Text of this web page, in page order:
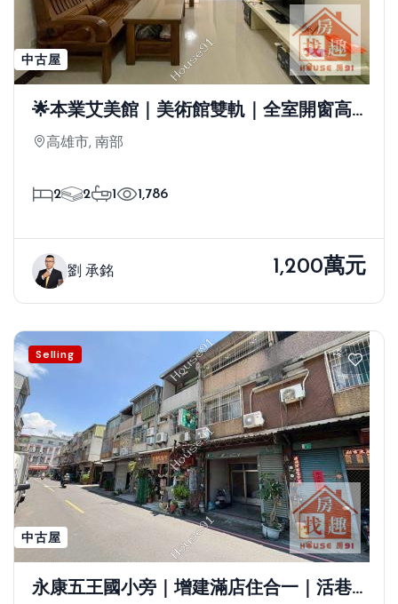
中古屋
🌟本業艾美館｜美術館雙軌｜全室開窗高
樓層兩房
高雄市, 南部
2 2 1 1,786
劉 承銘 1,200萬元
Selling
中古屋
永康五王國小旁｜增建滿店住合一｜活巷